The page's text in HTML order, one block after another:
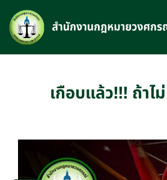
content
เกือบแล้ว!!! ถ้า